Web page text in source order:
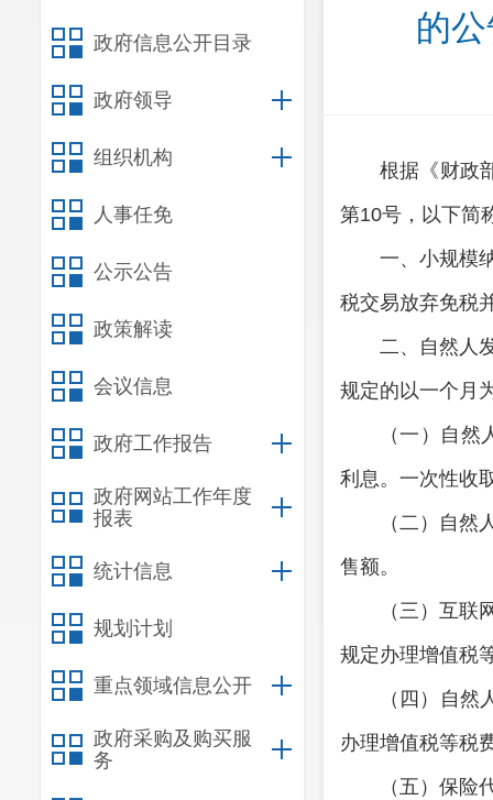
政府信息公开目录
政府领导
组织机构
人事任免
公示公告
政策解读
会议信息
政府工作报告
政府网站工作年度
报表
统计信息
规划计划
重点领域信息公开
政府采购及购买服
务
的
根据《财政
第10号，以下简
一、小规模
税交易放弃免税
二、自然人
规定的以一个月
（一）自
利息。一次性收
（二）自
售额。
（三）互
规定办理增值税
（四）自
办理增值税等税
（五）保